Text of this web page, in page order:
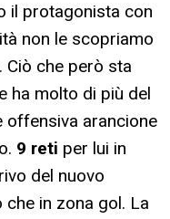
il protagonista con
non le scopriamo
Ciò che però sta
ha molto di più del
offensiva arancione
9 reti per lui in
del nuovo
in zona gol. La